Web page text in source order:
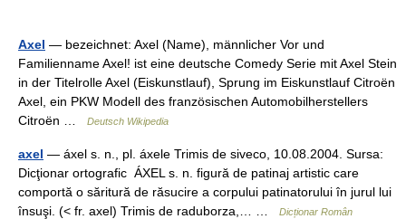
Axel — bezeichnet: Axel (Name), männlicher Vor und
Familienname Axel! ist eine deutsche Comedy Serie mit Axel Stein
in der Titelrolle Axel (Eiskunstlauf), Sprung im Eiskunstlauf Citroën
Axel, ein PKW Modell des französischen Automobilherstellers
Citroën …
Deutsch Wikipedia
axel — áxel s. n., pl. áxele Trimis de siveco, 10.08.2004. Sursa:
Dicţionar ortografic ÁXEL s. n. figură de patinaj artistic care
comportă o săritură de răsucire a corpului patinatorului în jurul lui
însuşi. (< fr. axel) Trimis de raduborza,… …
Dicționar Român